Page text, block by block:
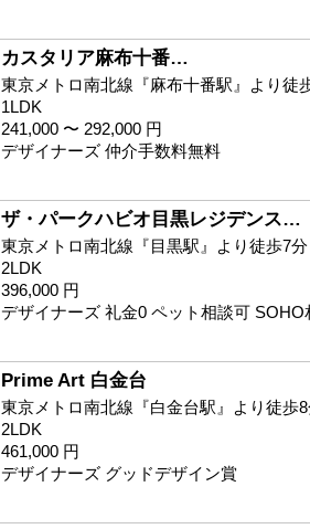
カスタリア麻布十番…
東京メトロ南北線『麻布十番駅』より徒
1LDK
241,000 〜 292,000 円
デザイナーズ 仲介手数料無料
ザ・パークハビオ目黒レジデンス…
東京メトロ南北線『目黒駅』より徒歩7分
2LDK
396,000 円
デザイナーズ 礼金0 ペット相談可 SOHO
Prime Art 白金台
東京メトロ南北線『白金台駅』より徒歩
2LDK
461,000 円
デザイナーズ グッドデザイン賞